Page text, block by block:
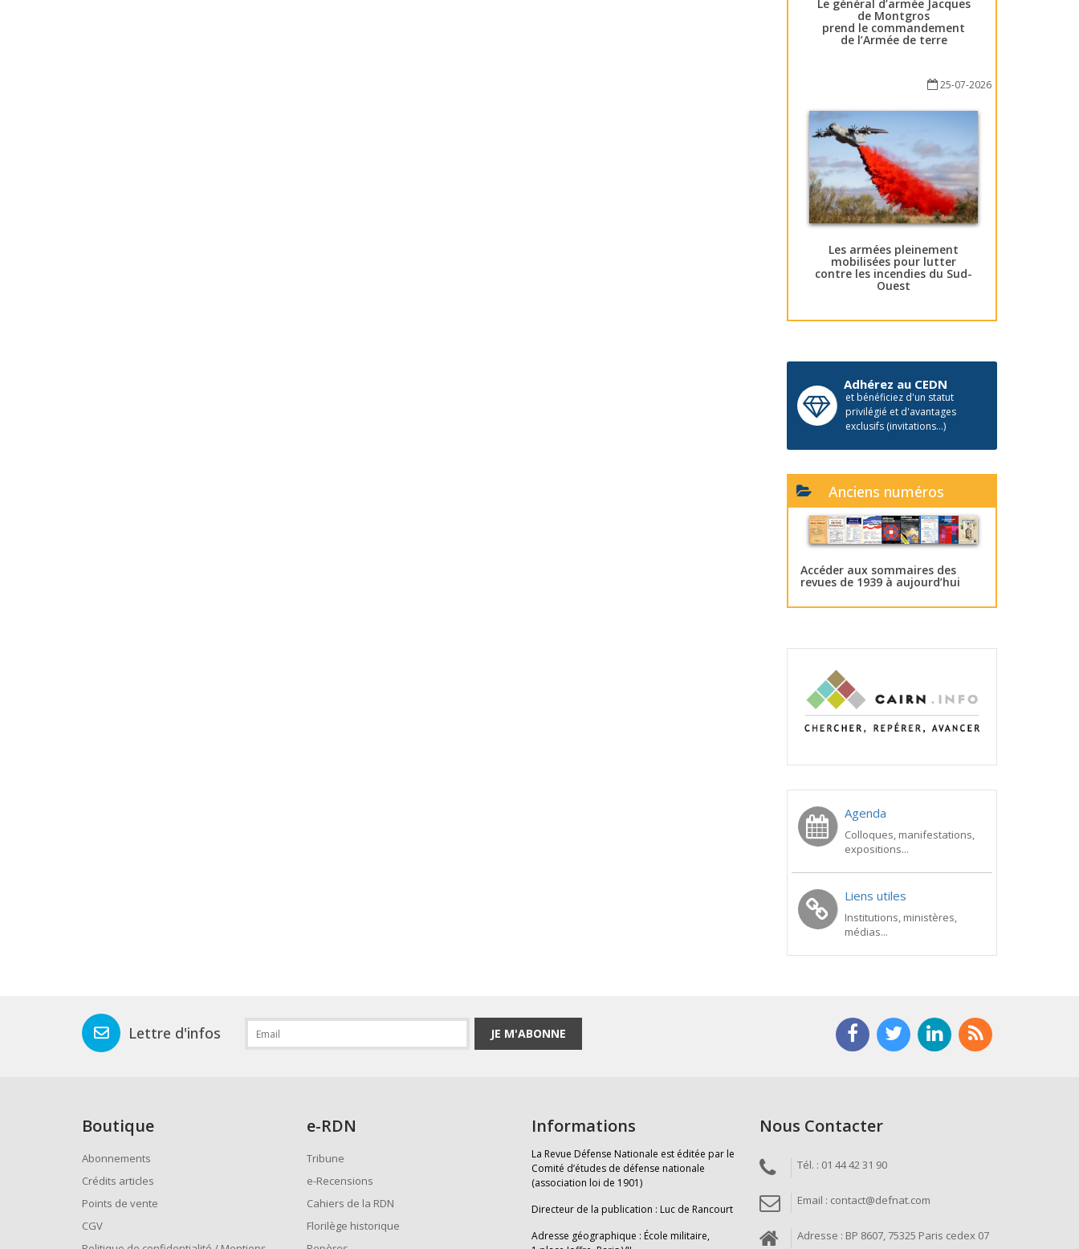
Le général d’armée Jacques
de Montgros
prend le commandement
de l’Armée de terre
25-07-2026
Les armées pleinement
mobilisées pour lutter
contre les incendies du Sud-
Ouest
Adhérez au CEDN
et bénéficiez d'un statut
privilégié et d'avantages
exclusifs (invitations...)
Anciens numéros
Accéder aux sommaires des
revues de 1939 à aujourd’hui
Agenda
Colloques, manifestations,
expositions...
Liens utiles
Institutions, ministères,
médias...
Lettre d'infos JE M'ABONNE
Boutique
Abonnements
Crédits articles
Points de vente
CGV
e-RDN
Tribune
e-Recensions
Cahiers de la RDN
Florilège historique
Informations
La Revue Défense Nationale est éditée par le
Comité d’études de défense nationale
(association loi de 1901)
Directeur de la publication : Luc de Rancourt
Adresse géographique : École militaire,
Nous Contacter
Tél. : 01 44 42 31 90
Email : contact@defnat.com
Adresse : BP 8607, 75325 Paris cedex 07